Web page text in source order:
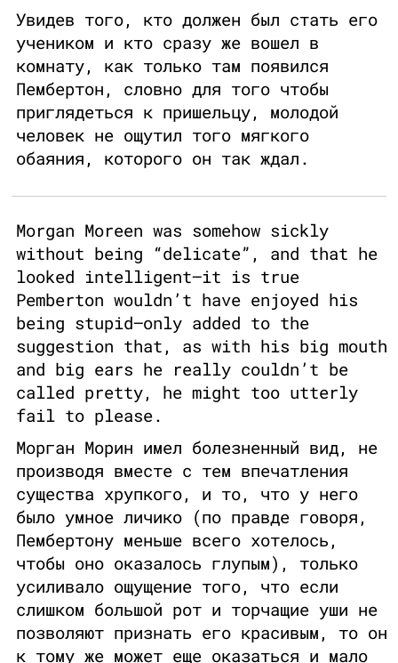
Увидев того, кто должен был стать его
учеником и кто сразу же вошел в
комнату, как только там появился
Пембертон, словно для того чтобы
приглядеться к пришельцу, молодой
человек не ощутил того мягкого
обаяния, которого он так ждал.
Morgan Moreen was somehow sickly
without being “delicate”, and that he
looked intelligent—it is true
Pemberton wouldn’t have enjoyed his
being stupid—only added to the
suggestion that, as with his big mouth
and big ears he really couldn’t be
called pretty, he might too utterly
fail to please.
Морган Морин имел болезненный вид, не
производя вместе с тем впечатления
существа хрупкого, и то, что у него
было умное личико (по правде говоря,
Пембертону меньше всего хотелось,
чтобы оно оказалось глупым), только
усиливало ощущение того, что если
слишком большой рот и торчащие уши не
позволяют признать его красивым, то он
к тому же может еще оказаться и мало